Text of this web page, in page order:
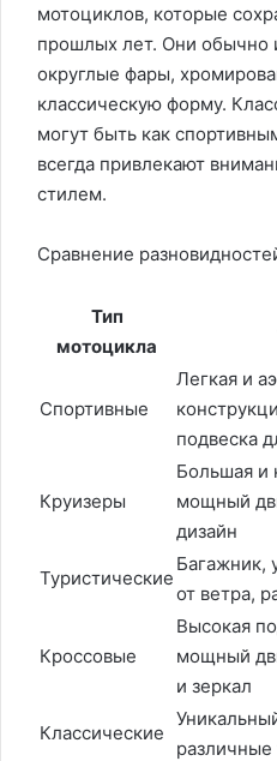
мотоциклов, которые
прошлых лет. Они обычно
округлые фары,
классическую форму.
могут быть как
всегда привлекают
стилем.
Сравнение
Тип
мотоцикла
Спортивные
Легкая и
подвеска
Круизеры
Большая и
мощный
дизайн
Туристические
Багажник,
от ветра,
Кроссовые
Высокая
мощный
и зеркал
Классические